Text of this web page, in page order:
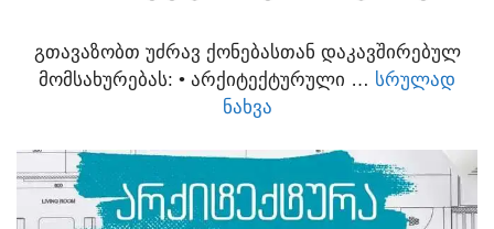
ᲒᲗᲐᲕᲐᲖᲝᲑᲗ ᲣᲫᲠᲐᲕ ᲥᲝᲜᲔᲑᲐᲡᲗᲐᲜ ᲓᲐᲙᲐᲕᲨᲘᲠᲔᲑᲣᲚ
ᲛᲝᲛᲡᲐᲮᲣᲠᲔᲑᲐᲡ:​ • ᲐᲠᲥᲘᲢᲔᲥᲢᲣᲠᲣᲚᲘ … ᲡᲠᲣᲚᲐᲓ
ᲜᲐᲮᲕᲐ